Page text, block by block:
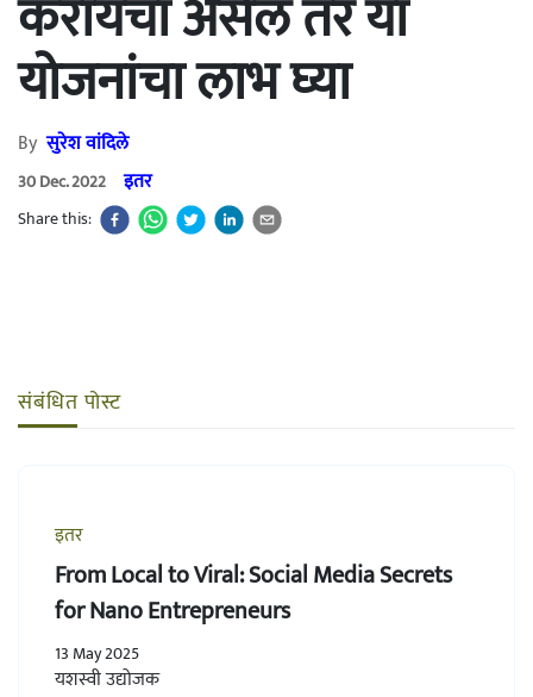
करायचा असेल तर या
योजनांचा लाभ घ्या
Byसुरेश वांदिले
30 Dec. 2022 इतर
Share this:
संबंधित पोस्ट
इतर
From Local to Viral: Social Media Secrets
for Nano Entrepreneurs
13 May 2025
यशस्वी उद्योजक